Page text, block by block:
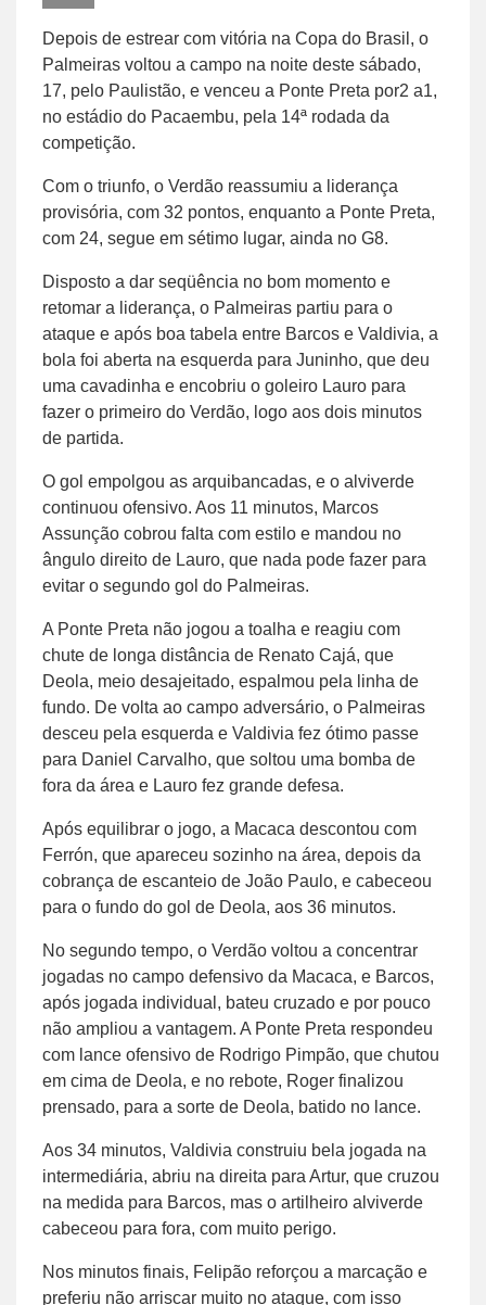
Depois de estrear com vitória na Copa do Brasil, o
Palmeiras voltou a campo na noite deste sábado,
17, pelo Paulistão, e venceu a Ponte Preta por2 a1,
no estádio do Pacaembu, pela 14ª rodada da
competição.
Com o triunfo, o Verdão reassumiu a liderança
provisória, com 32 pontos, enquanto a Ponte Preta,
com 24, segue em sétimo lugar, ainda no G8.
Disposto a dar seqüência no bom momento e
retomar a liderança, o Palmeiras partiu para o
ataque e após boa tabela entre Barcos e Valdivia, a
bola foi aberta na esquerda para Juninho, que deu
uma cavadinha e encobriu o goleiro Lauro para
fazer o primeiro do Verdão, logo aos dois minutos
de partida.
O gol empolgou as arquibancadas, e o alviverde
continuou ofensivo. Aos 11 minutos, Marcos
Assunção cobrou falta com estilo e mandou no
ângulo direito de Lauro, que nada pode fazer para
evitar o segundo gol do Palmeiras.
A Ponte Preta não jogou a toalha e reagiu com
chute de longa distância de Renato Cajá, que
Deola, meio desajeitado, espalmou pela linha de
fundo. De volta ao campo adversário, o Palmeiras
desceu pela esquerda e Valdivia fez ótimo passe
para Daniel Carvalho, que soltou uma bomba de
fora da área e Lauro fez grande defesa.
Após equilibrar o jogo, a Macaca descontou com
Ferrón, que apareceu sozinho na área, depois da
cobrança de escanteio de João Paulo, e cabeceou
para o fundo do gol de Deola, aos 36 minutos.
No segundo tempo, o Verdão voltou a concentrar
jogadas no campo defensivo da Macaca, e Barcos,
após jogada individual, bateu cruzado e por pouco
não ampliou a vantagem. A Ponte Preta respondeu
com lance ofensivo de Rodrigo Pimpão, que chutou
em cima de Deola, e no rebote, Roger finalizou
prensado, para a sorte de Deola, batido no lance.
Aos 34 minutos, Valdivia construiu bela jogada na
intermediária, abriu na direita para Artur, que cruzou
na medida para Barcos, mas o artilheiro alviverde
cabeceou para fora, com muito perigo.
Nos minutos finais, Felipão reforçou a marcação e
preferiu não arriscar muito no ataque, com isso